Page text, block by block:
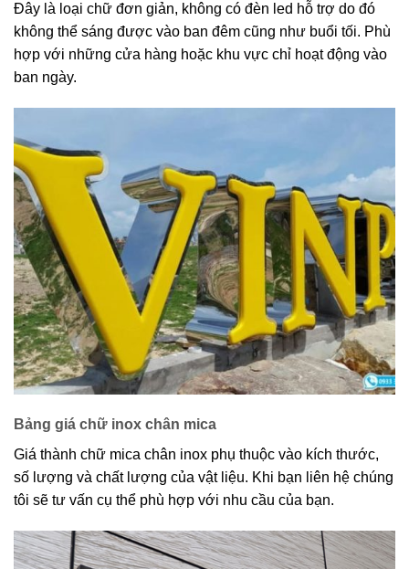
Đây là loại chữ đơn giản, không có đèn led hỗ trợ do đó
không thể sáng được vào ban đêm cũng như buổi tối. Phù
hợp với những cửa hàng hoặc khu vực chỉ hoạt động vào
ban ngày.
Bảng giá chữ inox chân mica
Giá thành chữ mica chân inox phụ thuộc vào kích thước,
số lượng và chất lượng của vật liệu. Khi bạn liên hệ chúng
tôi sẽ tư vấn cụ thể phù hợp với nhu cầu của bạn.